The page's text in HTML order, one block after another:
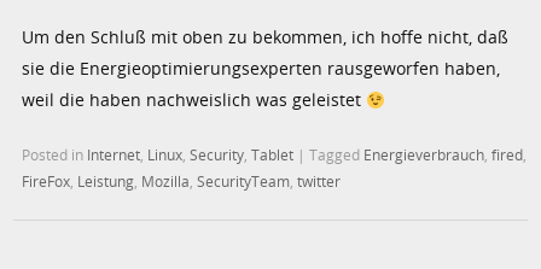
Um den Schluß mit oben zu bekommen, ich hoffe nicht, daß
sie die Energieoptimierungsexperten rausgeworfen haben,
weil die haben nachweislich was geleistet
Posted in Internet, Linux,Security,Tablet |Tagged Energieverbrauch,fired,
FireFox, Leistung, Mozilla,SecurityTeam,twitter